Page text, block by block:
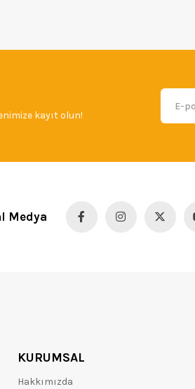
kayıt olun!
Medya
KURUMSAL
Hakkımızda